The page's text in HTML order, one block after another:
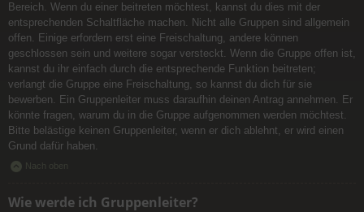
Bereich. Wenn du einer beitreten möchtest, kannst du dies mit der
entsprechenden Schaltfläche machen. Nicht alle Gruppen sind allgemein
offen. Einige erfordern erst eine Freischaltung, andere können
geschlossen sein und weitere sogar versteckt. Wenn die Gruppe offen ist,
kannst du ihr einfach durch die entsprechende Funktion beitreten;
verlangt die Gruppe eine Freischaltung, so kannst du dich für sie
bewerben. Ein Gruppenleiter muss daraufhin deinen Antrag annehmen. Er
könnte fragen, warum du in die Gruppe aufgenommen werden möchtest.
Bitte belästige keinen Gruppenleiter, wenn er dich ablehnt, er wird einen
Grund dafür haben.
Nach oben
Wie werde ich Gruppenleiter?